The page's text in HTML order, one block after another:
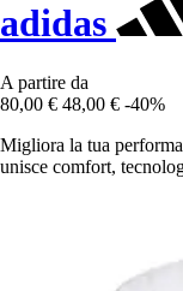
adidas
A partire da
80,00 € 48,00 € -40%
Migliora la tua
unisce comfort,